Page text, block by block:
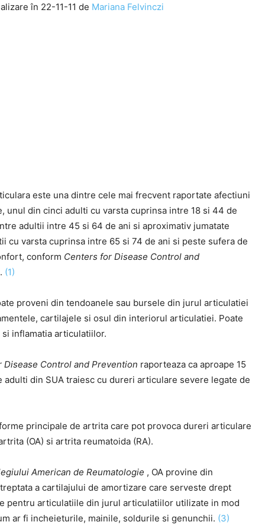
în 22-11-11 de Mariana Felvinczi
este una dintre cele mai frecvent raportate afectiuni
unul din cinci adulti cu varsta cuprinsa intre 18 si 44 de
adultii intre 45 si 64 de ani si aproximativ jumatate
cu varsta cuprinsa intre 65 si 74 de ani si peste sufera de
conform Centers for Disease Control and
. (1)
proveni din tendoanele sau bursele din jurul articulatiei
cartilajele si osul din interiorul articulatiei. Poate
inflamatia articulatiilor.
Disease Control and Prevention raporteaza ca aproape 15
adulti din SUA traiesc cu dureri articulare severe legate de
principale de artrita care pot provoca dureri articulare
(OA) si artrita reumatoida (RA).
American de Reumatologie , OA provine din
a cartilajului de amortizare care serveste drept
pentru articulatiile din jurul articulatiilor utilizate in mod
ar fi incheieturile, mainile, soldurile si genunchii. (3)